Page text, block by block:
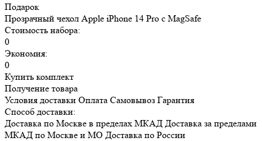
Подарок
Прозрачный чехол Apple iPhone 14 Pro c MagSafe
Стоимость набора:
0
Экономия:
0
Купить комплект
Получение товара
Условия доставки Оплата Самовывоз Гарантия
Способ доставки:
Доставка по Москве в пределах МКАД Доставка за пределами
МКАД по Москве и МО Доставка по России